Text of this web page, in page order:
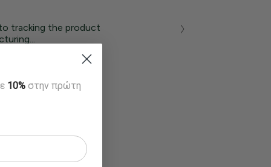
tracking the product
10% στην πρώτη